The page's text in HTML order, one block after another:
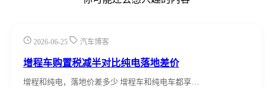
2026-06-25 汽车博客
增程车购置税减半对比纯电落地差价
增程和纯电，落地价差多少 增程车和纯电车都享…